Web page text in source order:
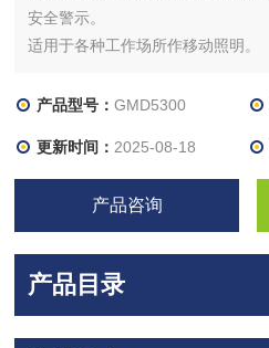
安全警示。
适用于各种工作场所作移动照明。
产品型号：GMD5300
更新时间： 2025-08-18
产品咨询
产品目录